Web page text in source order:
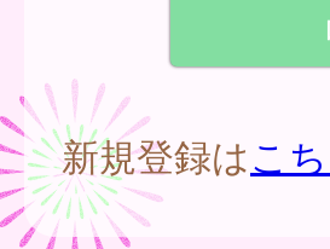
新規登録はこ